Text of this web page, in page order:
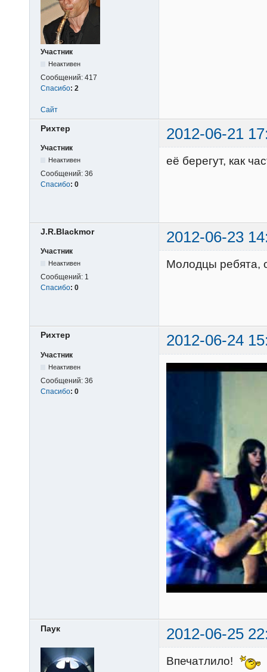
Участник
Неактивен
Сообщений: 417
Спасибо: 2
Сайт
Рихтер 2012-06-21
Участник
Неактивен
Сообщений: 36
Спасибо: 0
её берегут, как
J.R.Blackmor 2012-06-23
Участник
Неактивен
Сообщений: 1
Спасибо: 0
Молодцы ребята,
Рихтер 2012-06-24
Участник
Неактивен
Сообщений: 36
Спасибо: 0
Паук 2012-06-25
Впечатлило!